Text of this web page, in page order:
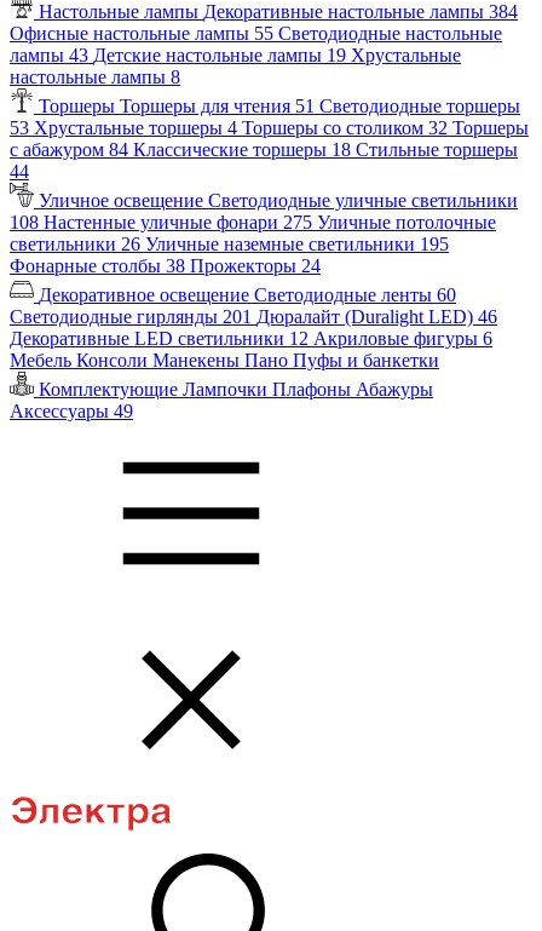
Настольные лампы Декоративные настольные лампы 384
Офисные настольные лампы 55 Светодиодные настольные
лампы 43 Детские настольные лампы 19 Хрустальные
настольные лампы 8
Торшеры Торшеры для чтения 51 Светодиодные торшеры
53 Хрустальные торшеры 4 Торшеры со столиком 32 Торшеры
с абажуром 84 Классические торшеры 18 Стильные торшеры
44
Уличное освещение Светодиодные уличные светильники
108 Настенные уличные фонари 275 Уличные потолочные
светильники 26 Уличные наземные светильники 195
Фонарные столбы 38 Прожекторы 24
Декоративное освещение Светодиодные ленты 60
Светодиодные гирлянды 201 Дюралайт (Duralight LED) 46
Декоративные LED светильники 12 Акриловые фигуры 6
Мебель Консоли Манекены Пано Пуфы и банкетки
Комплектующие Лампочки Плафоны Абажуры
Аксессуары 49